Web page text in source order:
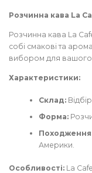
Розчинна кава La
Розчинна кава La
собі смакові та
вибором для
Характеристики:
Склад:
Форма:
Америки.
Особливості: La